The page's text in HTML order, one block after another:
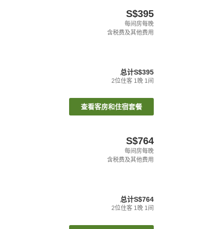
S$395
每间房每晚
含税费及其他费用
总计S$395
2位住客 1晚 1间
查看客房和住宿套餐
S$764
每间房每晚
含税费及其他费用
总计S$764
2位住客 1晚 1间